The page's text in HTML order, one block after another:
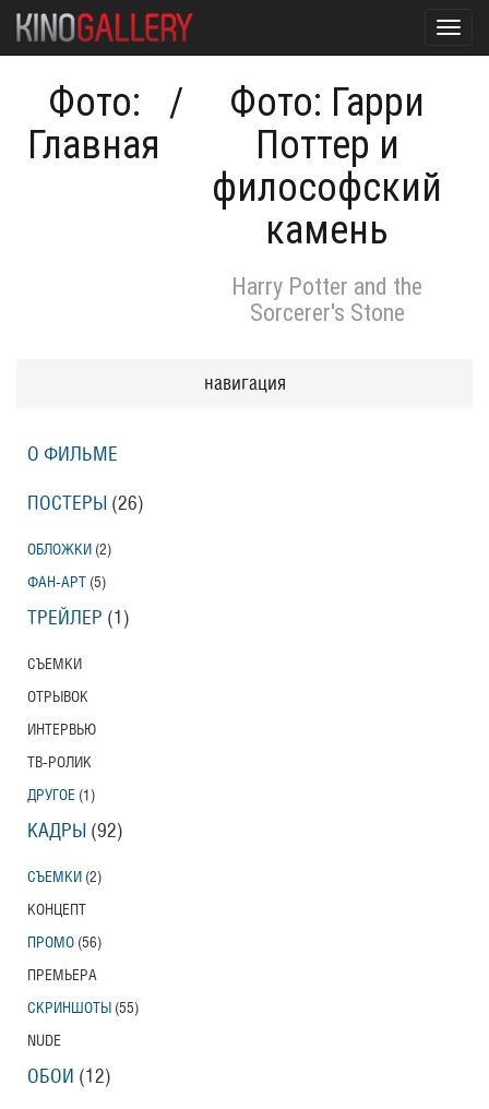
Фото:
Главная
/
Фото: Гарри
Поттер и
философский
камень
Harry Potter and the
Sorcerer's Stone
навигация
О ФИЛЬМЕ
ПОСТЕРЫ (26)
ОБЛОЖКИ (2)
ФАН-АРТ (5)
ТРЕЙЛЕР (1)
СЪЕМКИ
ОТРЫВОК
ИНТЕРВЬЮ
ТВ-РОЛИК
ДРУГОЕ (1)
КАДРЫ (92)
СЪЕМКИ (2)
КОНЦЕПТ
ПРОМО (56)
ПРЕМЬЕРА
СКРИНШОТЫ (55)
NUDE
ОБОИ (12)